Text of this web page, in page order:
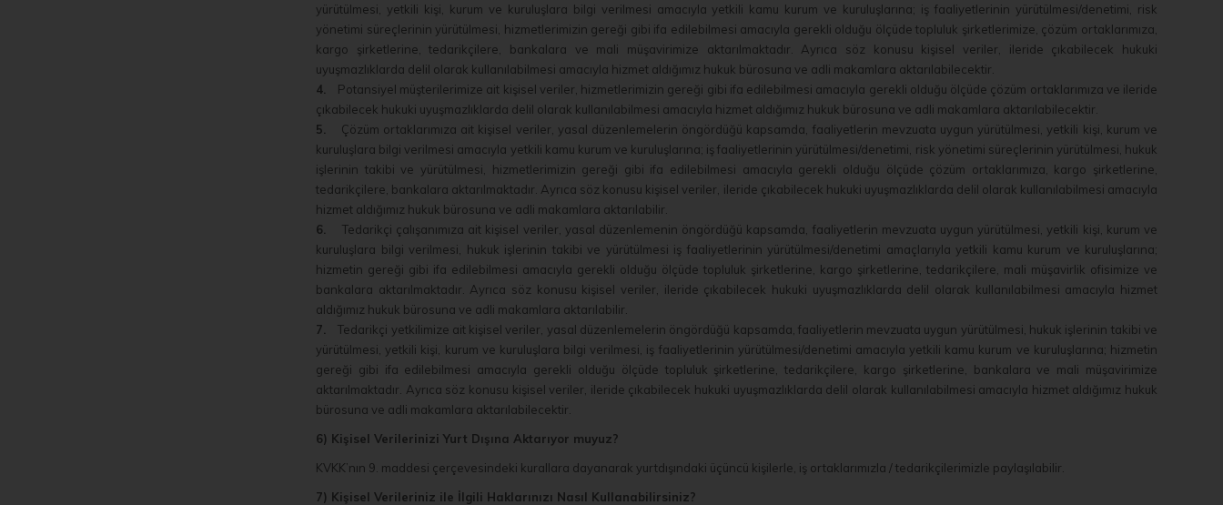
yürütülmesi, yetkili kişi, kurum ve kuruluşlara bilgi verilmesi amacıyla yetkili kamu kurum ve kuruluşlarına; iş faaliyetlerinin yürütülmesi/denetimi, risk
yönetimi süreçlerinin yürütülmesi, hizmetlerimizin gereği gibi ifa edilebilmesi amacıyla gerekli olduğu ölçüde topluluk şirketlerimize, çözüm ortaklarımıza,
kargo şirketlerine, tedarikçilere, bankalara ve mali müşavirimize aktarılmaktadır. Ayrıca söz konusu kişisel veriler, ileride çıkabilecek hukuki
uyuşmazlıklarda delil olarak kullanılabilmesi amacıyla hizmet aldığımız hukuk bürosuna ve adli makamlara aktarılabilecektir.
4.
Potansiyel müşterilerimize ait kişisel veriler, hizmetlerimizin gereği gibi ifa edilebilmesi amacıyla gerekli olduğu ölçüde çözüm ortaklarımıza ve ileride
çıkabilecek hukuki uyuşmazlıklarda delil olarak kullanılabilmesi amacıyla hizmet aldığımız hukuk bürosuna ve adli makamlara aktarılabilecektir.
5.
Çözüm ortaklarımıza ait kişisel veriler, yasal düzenlemelerin öngördüğü kapsamda, faaliyetlerin mevzuata uygun yürütülmesi, yetkili kişi, kurum ve
kuruluşlara bilgi verilmesi amacıyla yetkili kamu kurum ve kuruluşlarına; iş faaliyetlerinin yürütülmesi/denetimi, risk yönetimi süreçlerinin yürütülmesi, hukuk
işlerinin takibi ve yürütülmesi, hizmetlerimizin gereği gibi ifa edilebilmesi amacıyla gerekli olduğu ölçüde çözüm ortaklarımıza, kargo şirketlerine,
tedarikçilere, bankalara aktarılmaktadır. Ayrıca söz konusu kişisel veriler, ileride çıkabilecek hukuki uyuşmazlıklarda delil olarak kullanılabilmesi amacıyla
hizmet aldığımız hukuk bürosuna ve adli makamlara aktarılabilir.
6.
Tedarikçi çalışanımıza ait kişisel veriler, yasal düzenlemenin öngördüğü kapsamda, faaliyetlerin mevzuata uygun yürütülmesi, yetkili kişi, kurum ve
kuruluşlara bilgi verilmesi, hukuk işlerinin takibi ve yürütülmesi iş faaliyetlerinin yürütülmesi/denetimi amaçlarıyla yetkili kamu kurum ve kuruluşlarına;
hizmetin gereği gibi ifa edilebilmesi amacıyla gerekli olduğu ölçüde topluluk şirketlerine, kargo şirketlerine, tedarikçilere, mali müşavirlik ofisimize ve
bankalara aktarılmaktadır. Ayrıca söz konusu kişisel veriler, ileride çıkabilecek hukuki uyuşmazlıklarda delil olarak kullanılabilmesi amacıyla hizmet
aldığımız hukuk bürosuna ve adli makamlara aktarılabilir.
7.
Tedarikçi yetkilimize ait kişisel veriler, yasal düzenlemelerin öngördüğü kapsamda, faaliyetlerin mevzuata uygun yürütülmesi, hukuk işlerinin takibi ve
yürütülmesi, yetkili kişi, kurum ve kuruluşlara bilgi verilmesi, iş faaliyetlerinin yürütülmesi/denetimi amacıyla yetkili kamu kurum ve kuruluşlarına; hizmetin
gereği gibi ifa edilebilmesi amacıyla gerekli olduğu ölçüde topluluk şirketlerine, tedarikçilere, kargo şirketlerine, bankalara ve mali müşavirimize
aktarılmaktadır. Ayrıca söz konusu kişisel veriler, ileride çıkabilecek hukuki uyuşmazlıklarda delil olarak kullanılabilmesi amacıyla hizmet aldığımız hukuk
bürosuna ve adli makamlara aktarılabilecektir.
6) Kişisel Verilerinizi Yurt Dışına Aktarıyor muyuz?
KVKK’nın 9. maddesi çerçevesindeki kurallara dayanarak yurtdışındaki üçüncü kişilerle, iş ortaklarımızla / tedarikçilerimizle paylaşılabilir.
7) Kişisel Verileriniz ile İlgili Haklarınızı Nasıl Kullanabilirsiniz?